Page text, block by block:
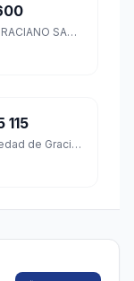
CTRA MATEHUALA 3600, SOLEDAD DE GRACIANO SANCHEZ CENTRO, Soledad de Graciano Sánchez, San Luis Potosí
115
BENITO JUAREZ No 115 115, CENTRO, Soledad de Graciano Sánchez, San Luis Potosí